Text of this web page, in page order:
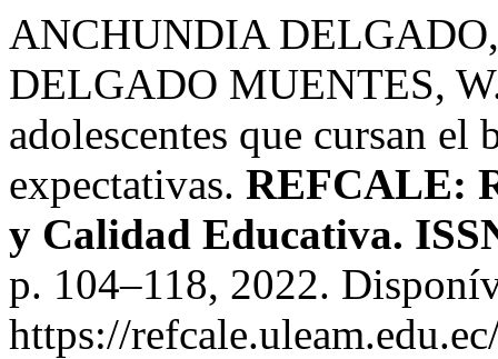
ANCHUNDIA
DELGADO MUENTES,
adolescentes que cursan
expectativas. REFCALE:
y Calidad Educativa.
p. 104–118, 2022.
https://